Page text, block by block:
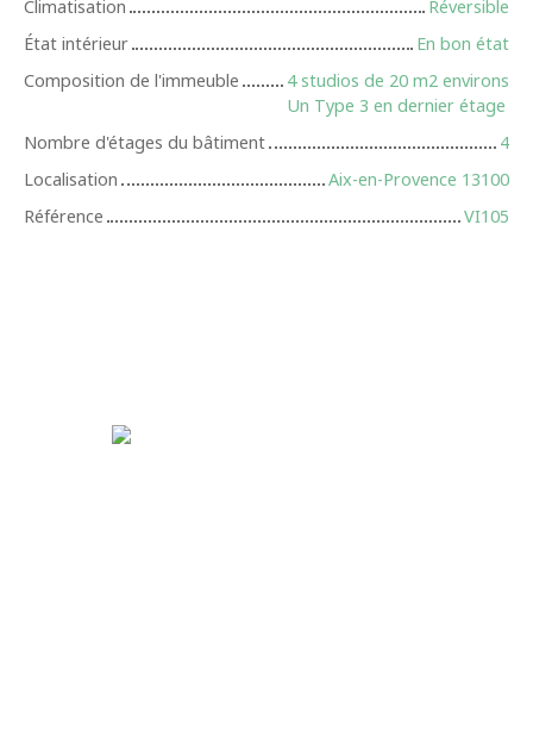
Climatisation
Réversible
État intérieur
En bon état
Composition de l'immeuble
4 studios de 20 m2 environs
Un Type 3 en dernier étage
Nombre d'étages du bâtiment
4
Localisation
Aix-en-Provence 13100
Référence
VI105